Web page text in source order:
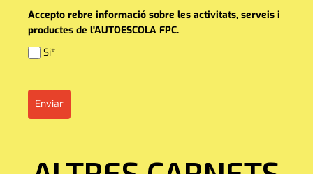
Accepto rebre informació sobre les activitats, serveis i
productes de l'AUTOESCOLA FPC.
Si*
Enviar